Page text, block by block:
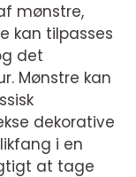
mønstre,
kan tilpasses
det
Mønstre kan
dekorative
i en
at tage